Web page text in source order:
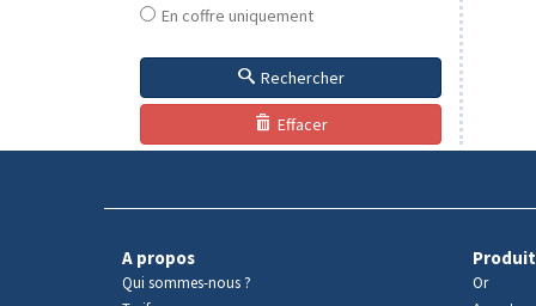
En coffre uniquement
Rechercher
Effacer
A propos
Qui sommes-nous ?
Or